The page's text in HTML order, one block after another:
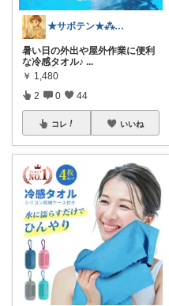
★サボテン★⁂主婦がほしいものを紹介⁂
暑い日の外出や屋外作業に便利
な冷感タオル♪ ...
￥ 1,480
2 0 44
コレ いいね